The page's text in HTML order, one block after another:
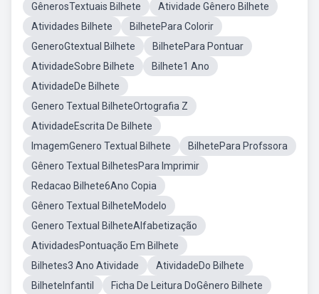
GênerosTextuais Bilhete
Atividade Gênero Bilhete
Atividades Bilhete
BilhetePara Colorir
GeneroGtextual Bilhete
BilhetePara Pontuar
AtividadeSobre Bilhete
Bilhete1 Ano
AtividadeDe Bilhete
Genero Textual BilheteOrtografia Z
AtividadeEscrita De Bilhete
ImagemGenero Textual Bilhete
BilhetePara Profssora
Gênero Textual BilhetesPara Imprimir
Redacao Bilhete6Ano Copia
Gênero Textual BilheteModelo
Genero Textual BilheteAlfabetização
AtividadesPontuação Em Bilhete
Bilhetes3 Ano Atividade
AtividadeDo Bilhete
BilheteInfantil
Ficha De Leitura DoGênero Bilhete